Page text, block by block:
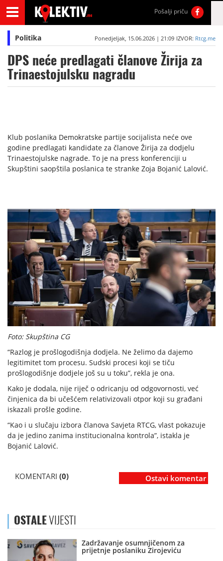
Pošalji priču
Politika Ponedjeljak, 15.06.2026 | 21:09 IZVOR: Rtcg.me
DPS neće predlagati članove Žirija za
Trinaestojulsku nagradu
Klub poslanika Demokratske partije socijalista neće ove
godine predlagati kandidate za članove Žirija za dodjelu
Trinaestojulske nagrade. To je na press konferenciji u
Skupštini saopštila poslanica te stranke Zoja Bojanić Lalović.
Foto: Skupština CG
“Razlog je prošlogodišnja dodjela. Ne želimo da dajemo
legitimitet tom procesu. Sudski procesi koji se tiču
prošlogodišnje dodjele još su u toku”, rekla je ona.
Kako je dodala, nije riječ o odricanju od odgovornosti, već
činjenica da bi učešćem relativizovali otpor koji su građani
iskazali prošle godine.
“Kao i u slučaju izbora članova Savjeta RTCG, vlast pokazuje
da je jedino zanima institucionalna kontrola”, istakla je
Bojanić Lalović.
KOMENTARI (0) Ostavi komentar
OSTALEVIJESTI
Zadržavanje osumnjičenom za
prijetnje poslaniku Zirojeviću